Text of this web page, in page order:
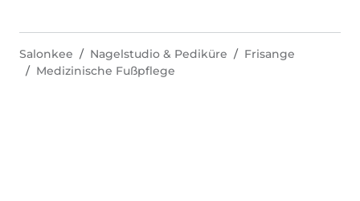
Salonkee Nagelstudio & Pediküre
Frisange
Medizinische Fußpflege